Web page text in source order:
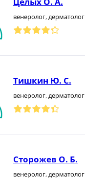
венеролог, дерматолог
Тишкин Ю. С.
венеролог, дерматолог
Сторожев О. Б.
венеролог, дерматолог